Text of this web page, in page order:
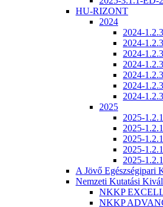
HU-RIZONT
2024
2024-
2024-
2024-
2024-
2024-
2024-
2024-
2025
2025-
2025-
2025-
2025-
2025-
A Jövő Egészségipari
Nemzeti Kutatási
NKKP
NKKP